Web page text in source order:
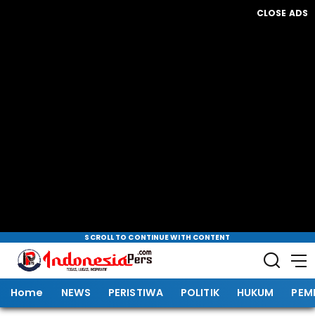
CLOSE ADS
SCROLL TO CONTINUE WITH CONTENT
Home NEWS PERISTIWA POLITIK HUKUM